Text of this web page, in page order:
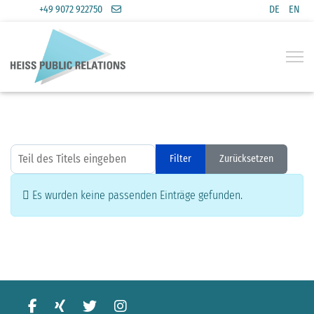
Sprache
DE EN
+49 9072 922750
Teil des Titels eingeben Filter Zurücksetzen
Information
Es wurden keine passenden Einträge gefunden.